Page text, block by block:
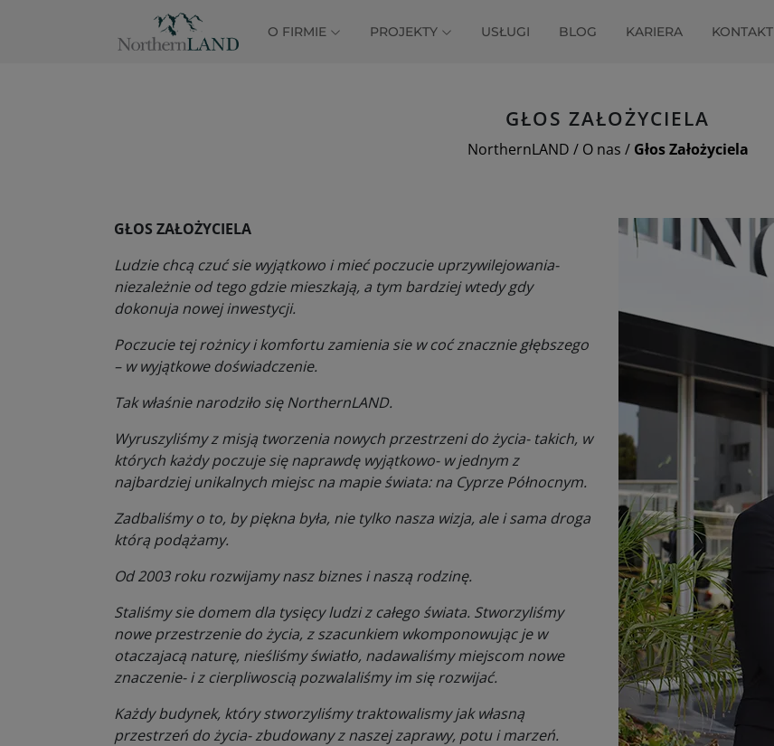
O FIRMIE PROJEKTY USŁUGI BLOG KARIERA KONTAKT
GŁOS ZAŁOŻYCIELA
NorthernLAND / O nas / Głos Założyciela
GŁOS ZAŁOŻYCIELA
Ludzie chcą czuć sie wyjątkowo i mieć poczucie uprzywilejowania-
niezależnie od tego gdzie mieszkają, a tym bardziej wtedy gdy
dokonuja nowej inwestycji.
Poczucie tej rożnicy i komfortu zamienia sie w coć znacznie głębszego
– w wyjątkowe doświadczenie.
Tak właśnie narodziło się NorthernLAND.
Wyruszyliśmy z misją tworzenia nowych przestrzeni do życia- takich, w
których każdy poczuje się naprawdę wyjątkowo- w jednym z
najbardziej unikalnych miejsc na mapie świata: na Cyprze Północnym.
Zadbaliśmy o to, by piękna była, nie tylko nasza wizja, ale i sama droga
którą podążamy.
Od 2003 roku rozwijamy nasz biznes i naszą rodzinę.
Staliśmy sie domem dla tysięcy ludzi z całego świata. Stworzyliśmy
nowe przestrzenie do życia, z szacunkiem wkomponowując je w
otaczajacą naturę, nieśliśmy światło, nadawaliśmy miejscom nowe
znaczenie- i z cierpliwoscią pozwalaliśmy im się rozwijać.
Każdy budynek, który stworzyliśmy traktowalismy jak własną
przestrzeń do życia- zbudowany z naszej zaprawy, potu i marzeń.